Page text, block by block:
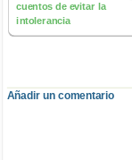
cuentos de evitar la
intolerancia
Añadir un comentario